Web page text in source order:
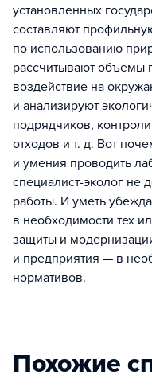
установленных
составляют
по использованию
рассчитывают объемы
воздействие на
и анализируют
подрядчиков,
отходов и т. д. Вот
и умения проводить
специалист-эколог не
работы. И уметь
в необходимости тех
защиты и
и предприятия — в
нормативов.
Похожие